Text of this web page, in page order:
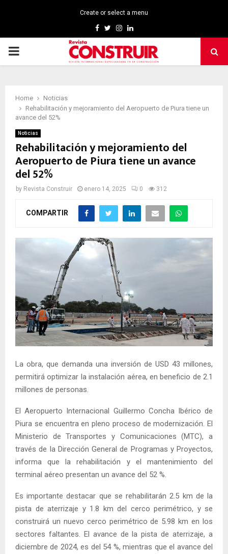
Create or select a menu
Facebook
TwitterInstagram
Linkedin
PRIMARY
Home
Noticias
Rehabilitación y mejoramiento del Aeropuerto de Piura tiene un
avance del 52%
Noticias
Rehabilitación y mejoramiento del
Aeropuerto de Piura tiene un avance
del 52%
by Revista Construir enero 14, 2025 0 312
COMPARTIR
La obra, que demanda una inversión de USD 43 millones,
permitirá optimizar la instalación aérea, en beneficio de 2.1
millones de personas.
El Aeropuerto Internacional Guillermo Concha Ibérico de
Piura se encuentra en pleno proceso de modernización. El
Ministerio de Transportes y Comunicaciones (MTC), a
través de la Dirección General de Programas y Proyectos,
informa que la rehabilitación y el mantenimiento del
terminal aéreo presentan un avance del 52 %.
Es importante destacar que se rehabilitarán 2.5 km de la
pista de aterrizaje y 1.8 km del cerco perimétrico, y se
construirá un nuevo cerco perimétrico de 5.98 km en los
sectores faltantes. El avance de la pista de aterrizaje, a
diciembre de 2024, es del 54 %, mientras que el avance del